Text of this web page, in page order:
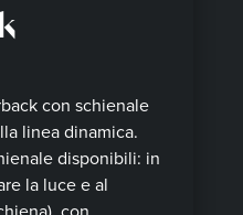
con schienale
linea dinamica.
disponibili: in
la luce e al